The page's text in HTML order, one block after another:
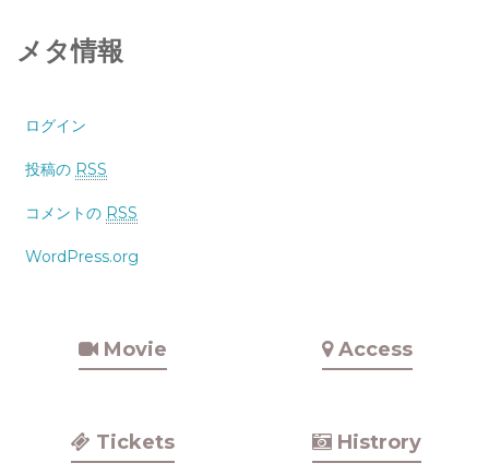
メタ情報
ログイン
投稿の RSS
コメントの RSS
WordPress.org
Movie Access
Tickets Histrory